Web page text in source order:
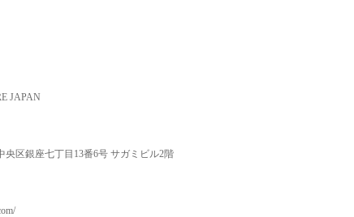
JAPAN
央区銀座七丁目 13番6号 サガミビル2階